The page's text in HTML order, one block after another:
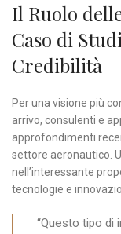
Il Ruolo
Caso di
Credibilità
Per una visione più
arrivo, consulenti e
approfondimenti
settore aeronautico.
nell’interessante
tecnologie e
“Questo tipo di